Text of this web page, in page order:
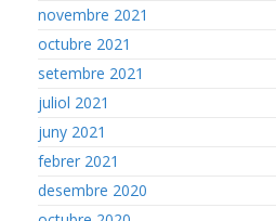
novembre 2021
octubre 2021
setembre 2021
juliol 2021
juny 2021
febrer 2021
desembre 2020